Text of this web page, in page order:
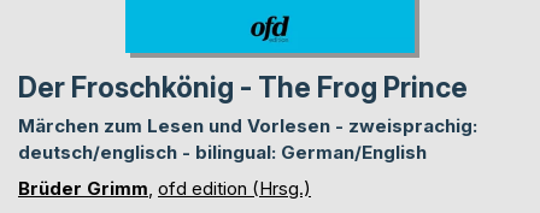
Der Froschkönig - The Frog Prince
Märchen zum Lesen und Vorlesen - zweisprachig:
deutsch/englisch - bilingual: German/English
Brüder Grimm ofd edition (Hrsg.)